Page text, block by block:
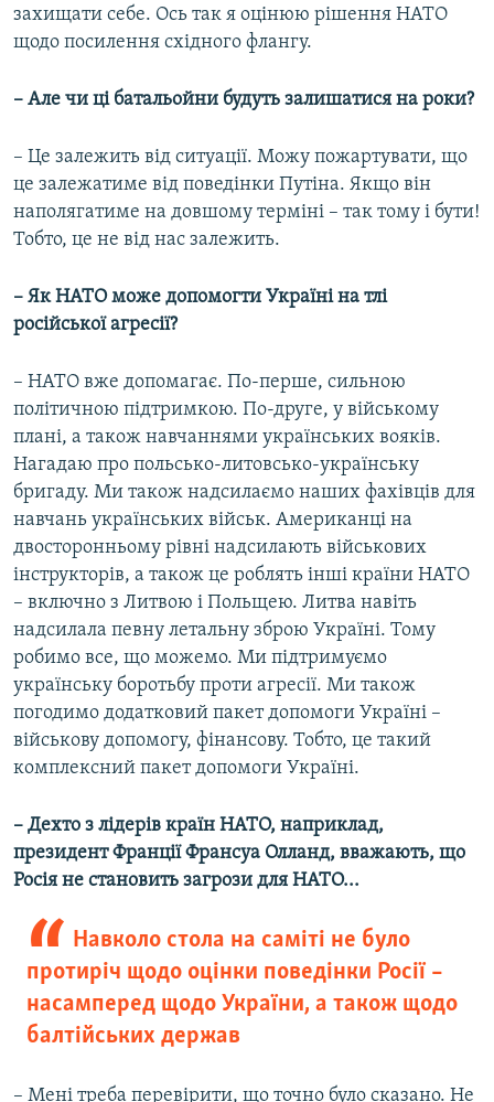
захищати себе. Ось так я оцінюю рішення НАТО
щодо посилення східного флангу.
– Але чи ці батальойни будуть залишатися на роки?
– Це залежить від ситуації. Можу пожартувати, що
це залежатиме від поведінки Путіна. Якщо він
наполягатиме на довшому терміні – так тому і бути!
Тобто, це не від нас залежить.
– Як НАТО може допомогти Україні на тлі
російської агресії?
– НАТО вже допомагає. По-перше, сильною
політичною підтримкою. По-друге, у війському
плані, а також навчаннями українських вояків.
Нагадаю про польсько-литовсько-українську
бригаду. Ми також надсилаємо наших фахівців для
навчань українських військ. Американці на
двосторонньому рівні надсилають військових
інструкторів, а також це роблять інші країни НАТО
– включно з Литвою і Польщею. Литва навіть
надсилала певну летальну зброю Україні. Тому
робимо все, що можемо. Ми підтримуємо
українську боротьбу проти агресії. Ми також
погодимо додатковий пакет допомоги Україні –
військову допомогу, фінансову. Тобто, це такий
комплексний пакет допомоги Україні.
– Дехто з лідерів країн НАТО, наприклад,
президент Франції Франсуа Олланд, вважають, що
Росія не становить загрози для НАТО...
Навколо стола на саміті не було
протиріч щодо оцінки поведінки Росії –
насамперед щодо України, а також щодо
балтійських держав
– Мені треба перевірити, що точно було сказано. Не